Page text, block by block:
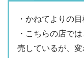
・かねてよりの
・こちらの店で
売しているが、